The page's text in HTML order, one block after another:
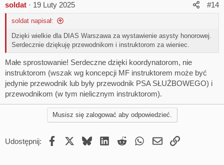
c
t
:
soldat 19 Luty 2025 #14
soldat napisał:
Dzięki wielkie dla DIAS Warszawa za wystawienie asysty honorowej.
Serdecznie dziękuję przewodnikom i instruktorom za wieniec.
Małe sprostowanie! Serdeczne dzięki koordynatorom, nie
instruktorom (wszak wg koncepcji MF instruktorem może być
jedynie przewodnik lub były przewodnik PSA SŁUŻBOWEGO) i
przewodnikom (w tym nielicznym instruktorom).
Musisz się zalogować aby odpowiedzieć.
Udostępnij: Facebook BlueskyLinkedIn
Reddit WhatsApp
EmailUmieść Link